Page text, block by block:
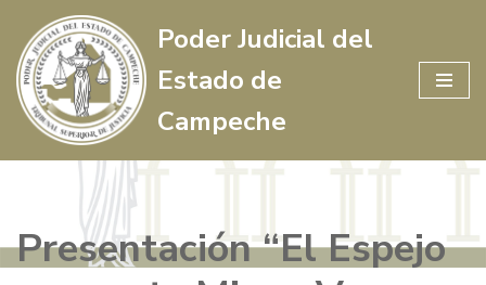
Saltar
al
contenido
Poder Judicial del
Estado de
Campeche
Presentación “El Espejo